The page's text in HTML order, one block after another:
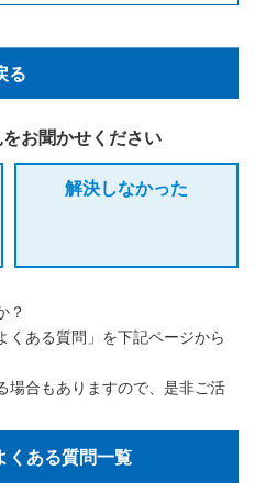
る
お聞かせください
解決しなかった
？
くある質問」を下記ページから
場合もありますので、是非ご活
くある質問一覧